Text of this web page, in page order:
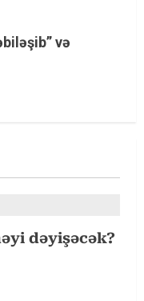
və
dəyişəcək?